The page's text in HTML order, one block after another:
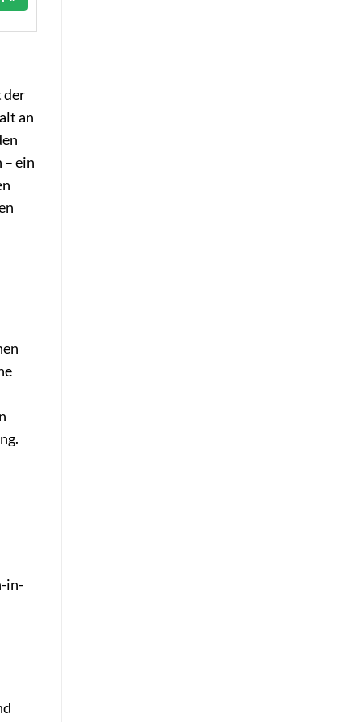
der
an
– ein
in-